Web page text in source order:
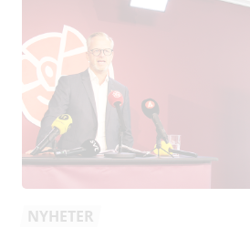
NYHETER